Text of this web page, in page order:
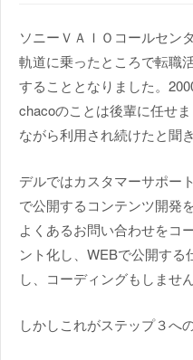
ソニーＶＡＩＯコールセン
軌道に乗ったところで転職
することとなりました。
chacoのことは後輩に任せ
ながら利用され続けたと聞
デルではカスタマーサポー
で公開するコンテンツ開発
よくあるお問い合わせをコ
ント化し、WEBで公開す
し、コーディングもしません
しかしこれがステップ３へ